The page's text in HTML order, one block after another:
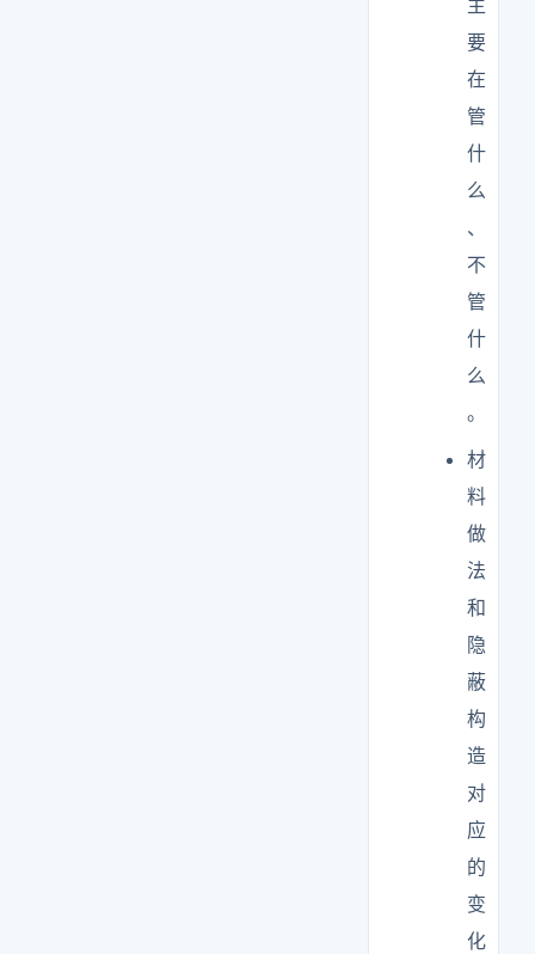
主
要
在
管
什
么
、
不
管
什
么
。
材
料
做
法
和
隐
蔽
构
造
对
应
的
变
化